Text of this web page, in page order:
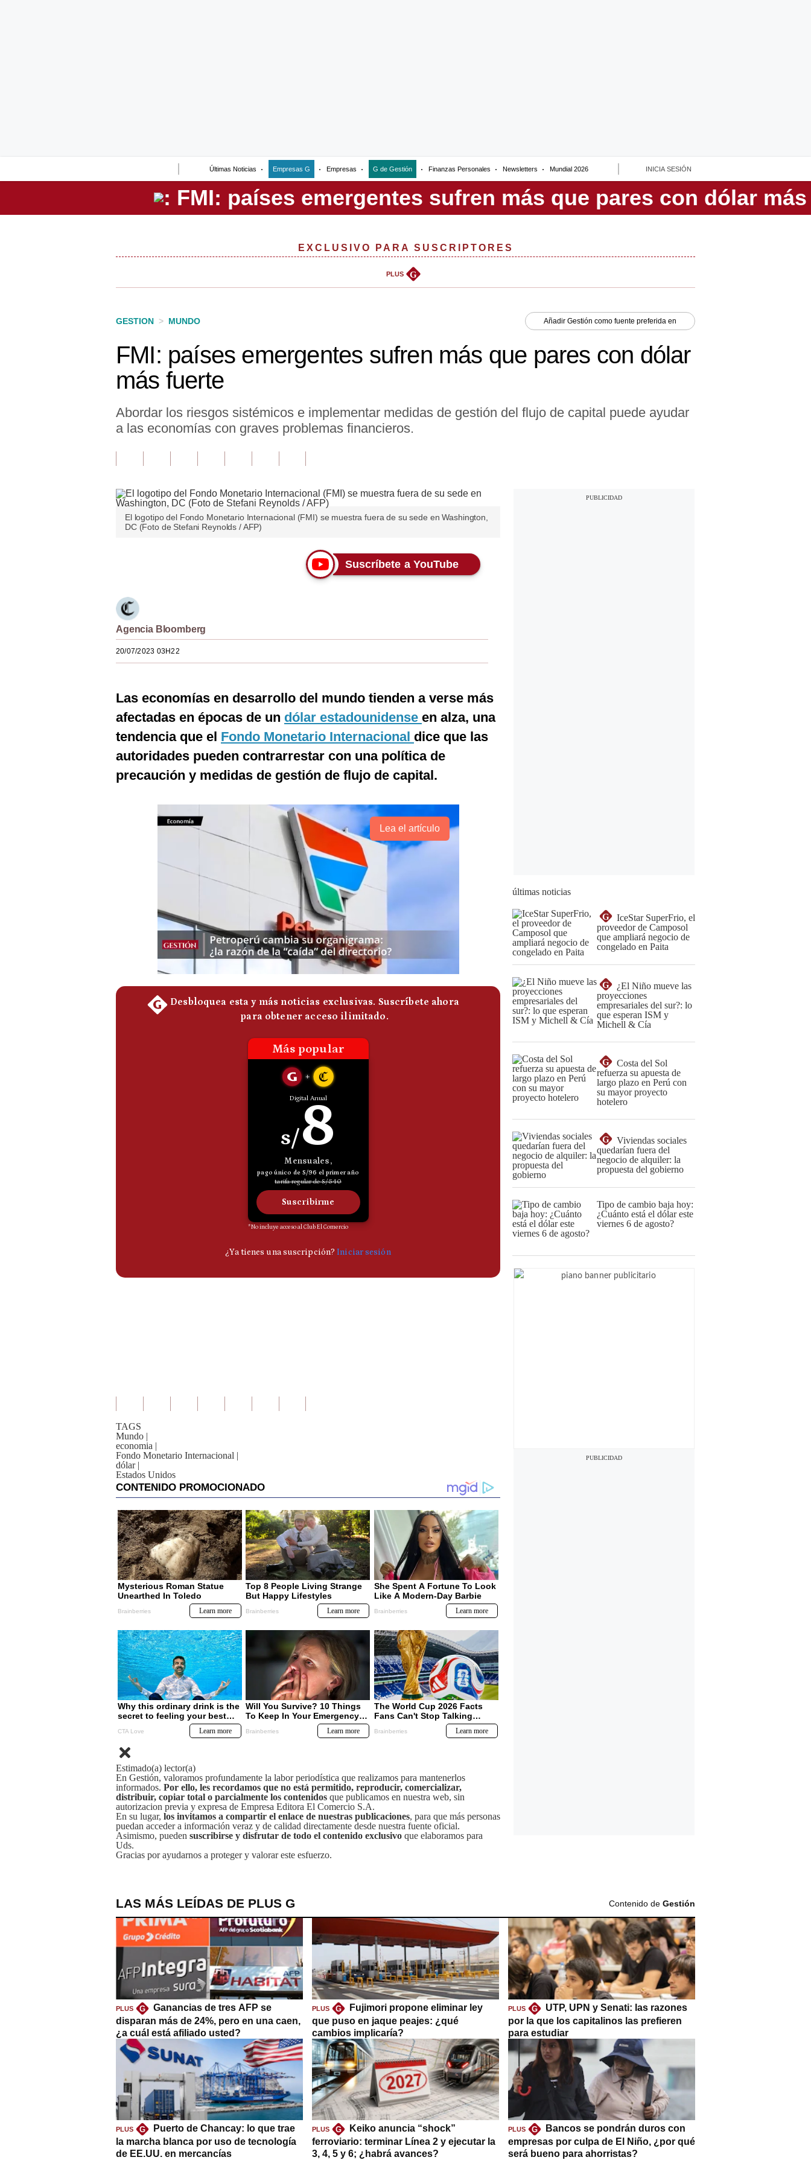
Últimas Noticias Empresas G Empresas G de Gestión Finanzas Personales Newsletters Mundial 2026 INICIA SESIÓN
Perú
EXCLUSIVO PARA SUSCRIPTORES
PLUS G
GESTION > MUNDO Añadir Gestión como fuente preferida en
FMI: países emergentes sufren más que pares con dólar
más fuerte
Abordar los riesgos sistémicos e implementar medidas de gestión del flujo de capital puede ayudar
a las economías con graves problemas financieros.
El logotipo del Fondo Monetario Internacional (FMI) se muestra fuera de su sede en Washington,
DC (Foto de Stefani Reynolds / AFP)
Suscríbete a YouTube
Agencia Bloomberg
20/07/2023 03H22
Las economías en desarrollo del mundo tienden a verse más
afectadas en épocas de un dólar estadounidense en alza, una
tendencia que el Fondo Monetario Internacional dice que las
autoridades pueden contrarrestar con una política de
precaución y medidas de gestión de flujo de capital.
Lea el artículo
TAGS
Mundo |
economia |
Fondo Monetario Internacional |
dólar |
Estados Unidos
Estimado(a) lector(a)
En Gestión, valoramos profundamente la labor periodística que realizamos para mantenerlos
informados. Por ello, les recordamos que no está permitido, reproducir, comercializar,
distribuir, copiar total o parcialmente los contenidos que publicamos en nuestra web, sin
autorizacion previa y expresa de Empresa Editora El Comercio S.A.
En su lugar, los invitamos a compartir el enlace de nuestras publicaciones, para que más personas
puedan acceder a información veraz y de calidad directamente desde nuestra fuente oficial.
Asimismo, pueden suscribirse y disfrutar de todo el contenido exclusivo que elaboramos para
Uds.
Gracias por ayudarnos a proteger y valorar este esfuerzo.
últimas noticias
G
IceStar SuperFrio, el
proveedor de Camposol
que ampliará negocio de
congelado en Paita
G
¿El Niño mueve las
proyecciones
empresariales del sur?: lo
que esperan ISM y
Michell & Cía
G
Costa del Sol
refuerza su apuesta de
largo plazo en Perú con
su mayor proyecto
hotelero
G
Viviendas sociales
quedarían fuera del
negocio de alquiler: la
propuesta del gobierno
Tipo de cambio baja hoy:
¿Cuánto está el dólar este
viernes 6 de agosto?
LAS MÁS LEÍDAS DE PLUS G Contenido de Gestión
PLUS G
Ganancias de tres AFP se
disparan más de 24%, pero en una caen,
¿a cuál está afiliado usted?
PLUS G
Fujimori propone eliminar ley
que puso en jaque peajes: ¿qué
cambios implicaría?
PLUS G
UTP, UPN y Senati: las razones
por la que los capitalinos las prefieren
para estudiar
PLUS G
Puerto de Chancay: lo que trae
la marcha blanca por uso de tecnología
de EE.UU. en mercancías
PLUS G
Keiko anuncia “shock”
ferroviario: terminar Línea 2 y ejecutar la
3, 4, 5 y 6; ¿habrá avances?
PLUS G
Bancos se pondrán duros con
empresas por culpa de El Niño, ¿por qué
será bueno para ahorristas?